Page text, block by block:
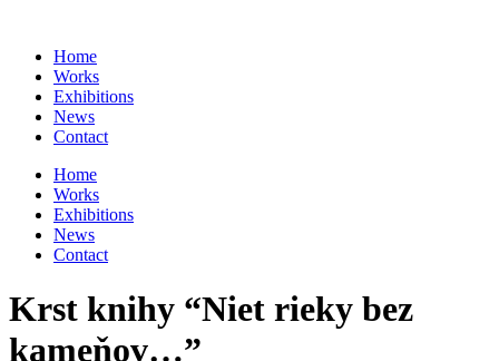
obsah
Home
Works
Exhibitions
News
Contact
Home
Works
Exhibitions
News
Contact
Krst knihy “Niet rieky bez
kameňov…”